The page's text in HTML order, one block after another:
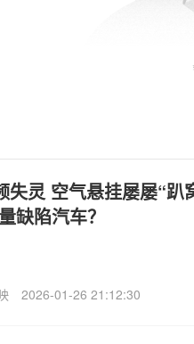
失灵 空气悬挂屡屡“趴
缺陷汽车？
2026-01-26 21:12:30